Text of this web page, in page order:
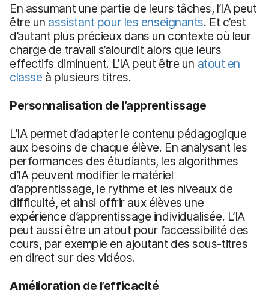
En assumant une partie de leurs tâches, l’IA peut
être un assistant pour les enseignants. Et c’est
d’autant plus précieux dans un contexte où leur
charge de travail s’alourdit alors que leurs
effectifs diminuent. L’IA peut être un atout en
classe à plusieurs titres.
Personnalisation de l’apprentissage
L’IA permet d’adapter le contenu pédagogique
aux besoins de chaque élève. En analysant les
performances des étudiants, les algorithmes
d’IA peuvent modifier le matériel
d’apprentissage, le rythme et les niveaux de
difficulté, et ainsi offrir aux élèves une
expérience d’apprentissage individualisée. L’IA
peut aussi être un atout pour l’accessibilité des
cours, par exemple en ajoutant des sous-titres
en direct sur des vidéos.
Amélioration de l’efficacité